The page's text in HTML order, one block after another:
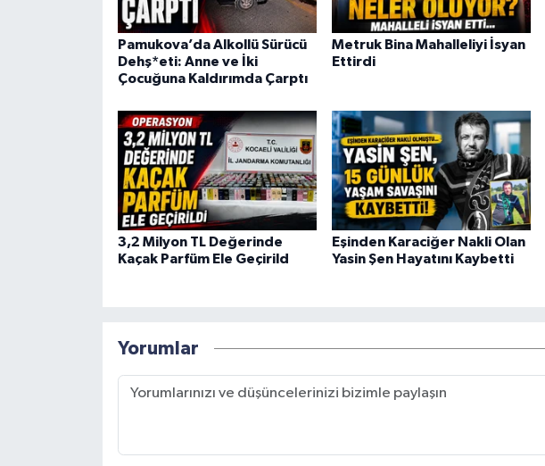
Pamukova’da Alkollü Sürücü
Dehş*eti: Anne ve İki
Çocuğuna Kaldırımda Çarptı
Metruk Bina Mahalleliyi İsyan
Ettirdi
3,2 Milyon TL Değerinde
Kaçak Parfüm Ele Geçirild
Eşinden Karaciğer Nakli Olan
Yasin Şen Hayatını Kaybetti
Yorumlar